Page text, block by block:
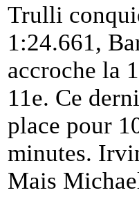
Trulli
1:24.661,
accroche la
11e. Ce
place pour
minutes.
Mais